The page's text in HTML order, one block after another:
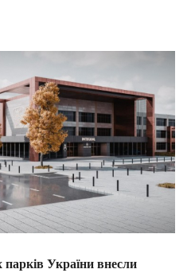
парків України внесли